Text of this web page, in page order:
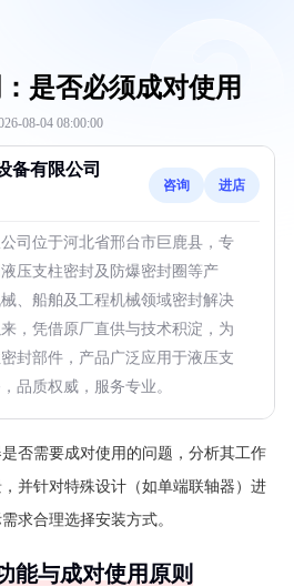
是否必须成对使用
08-04 08:00:00
备有限公司
咨询 进店
司位于河北省邢台市巨鹿县，专
压支柱密封及防爆密封圈等产
、船舶及工程机械领域密封解决
，凭借原厂直供与技术积淀，为
封部件，产品广泛应用于液压支
品质权威，服务专业。
否需要成对使用的问题，分析其工作
并针对特殊设计（如单端联轴器）进
求合理选择安装方式。
能与成对使用原则